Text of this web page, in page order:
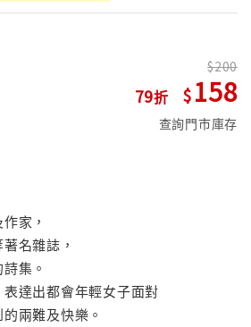
79
200
158
查詢門市庫存
家，
名雜誌，
集。
達出都會年輕女子面對
兩難及快樂。